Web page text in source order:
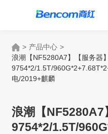
> 产品中心 >
浪潮【NF5280A7】【服务器】
9754*2/1.5T/
电/2019+麒麟
浪潮【NF5280A7
9754*2/1.5T/